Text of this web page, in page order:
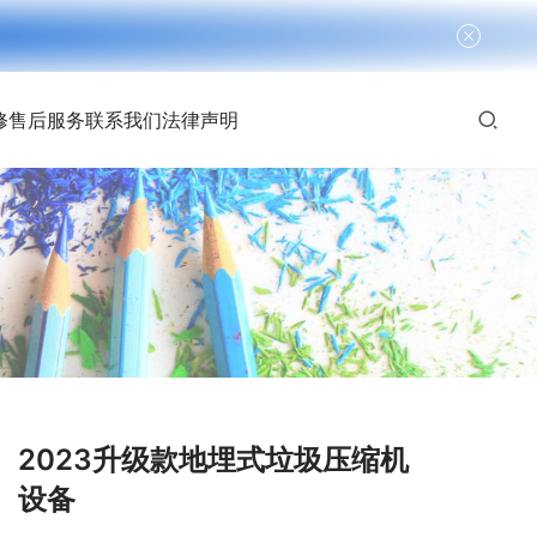
售后服务联系我们法律声明
2023升级款地埋式垃圾压缩机
设备